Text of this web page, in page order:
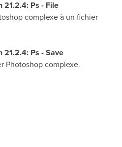
21.2.4: Ps - File
complexe à un fichier
21.2.4: Ps - Save
Photoshop complexe.